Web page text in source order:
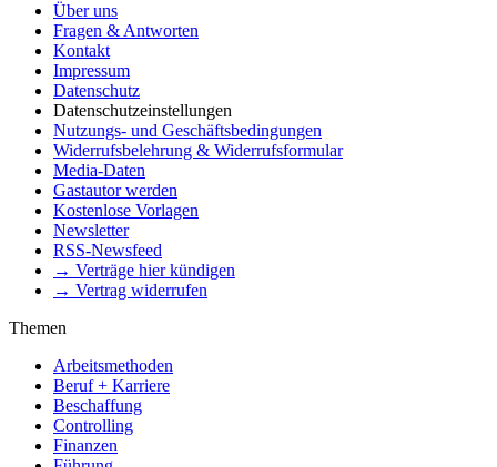
Über uns
Fragen & Antworten
Kontakt
Impressum
Datenschutz
Datenschutzeinstellungen
Nutzungs- und Geschäftsbedingungen
Widerrufsbelehrung & Widerrufsformular
Media-Daten
Gastautor werden
Kostenlose Vorlagen
Newsletter
RSS-Newsfeed
→ Verträge hier kündigen
→ Vertrag widerrufen
Themen
Arbeitsmethoden
Beruf + Karriere
Beschaffung
Controlling
Finanzen